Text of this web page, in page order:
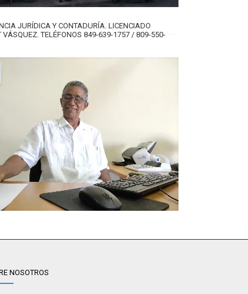
JURÍDICA Y CONTADURÍA. LICENCIADO
VÁSQUEZ. TELÉFONOS 849-639-1757 / 809-550-
NOSOTROS